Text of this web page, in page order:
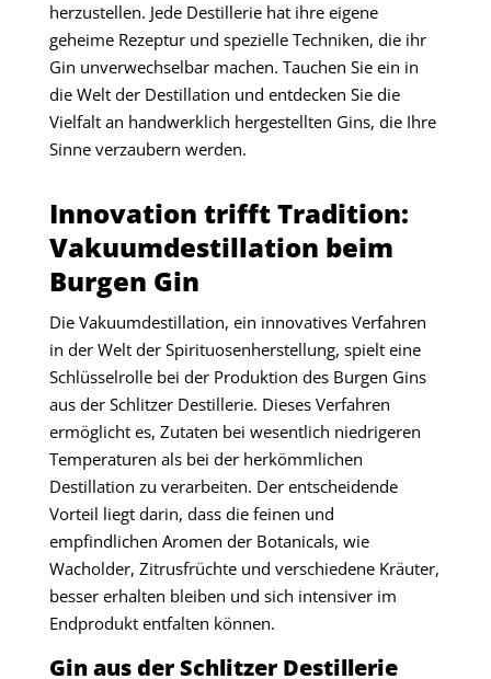
herzustellen. Jede Destillerie hat ihre eigene
geheime Rezeptur und spezielle Techniken, die ihr
Gin unverwechselbar machen. Tauchen Sie ein in
die Welt der Destillation und entdecken Sie die
Vielfalt an handwerklich hergestellten Gins, die Ihre
Sinne verzaubern werden.
Innovation trifft Tradition:
Vakuumdestillation beim
Burgen Gin
Die Vakuumdestillation, ein innovatives Verfahren
in der Welt der Spirituosenherstellung, spielt eine
Schlüsselrolle bei der Produktion des Burgen Gins
aus der Schlitzer Destillerie. Dieses Verfahren
ermöglicht es, Zutaten bei wesentlich niedrigeren
Temperaturen als bei der herkömmlichen
Destillation zu verarbeiten. Der entscheidende
Vorteil liegt darin, dass die feinen und
empfindlichen Aromen der Botanicals, wie
Wacholder, Zitrusfrüchte und verschiedene Kräuter,
besser erhalten bleiben und sich intensiver im
Endprodukt entfalten können.
Gin aus der Schlitzer Destillerie